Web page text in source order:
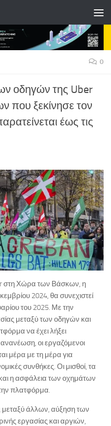
0
οδηγών της Uber
που ξεκίνησε τον
έως τις
στη Χώρα των Βάσκων, η
2024, θα συνεχιστεί
του 2025. Με την
μεταξύ των οδηγών και
να έχει λήξει
οι εργαζόμενοι
μέρα με τη μέρα για
συνθήκες. Οι μισθοί, τα
η ασφάλεια των οχημάτων
πλατφόρμα.
μεταξύ άλλων, αύξηση των
εργασίας και αργιών,